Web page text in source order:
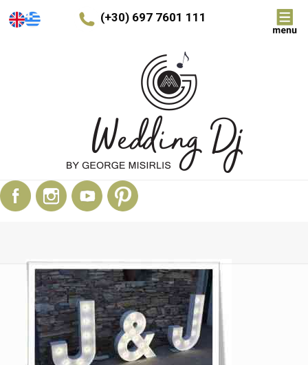
(+30) 697 7601 111